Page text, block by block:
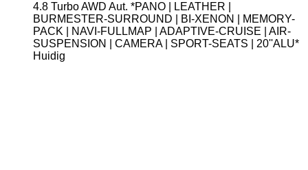
4.8 Turbo AWD Aut. *PANO | LEATHER |
BURMESTER-SURROUND | BI-XENON | MEMORY-
PACK | NAVI-FULLMAP | ADAPTIVE-CRUISE | AIR-
SUSPENSION | CAMERA | SPORT-SEATS | 20''ALU*
Huidig